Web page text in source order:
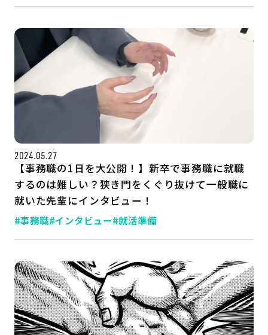
2024.05.27
【事務職の1日を大公開！】新卒で事務職に就職
するのは難しい？狭き門をくぐり抜けて一般職に
就いた先輩にインタビュー！
#事務職#インタビュー#就活準備